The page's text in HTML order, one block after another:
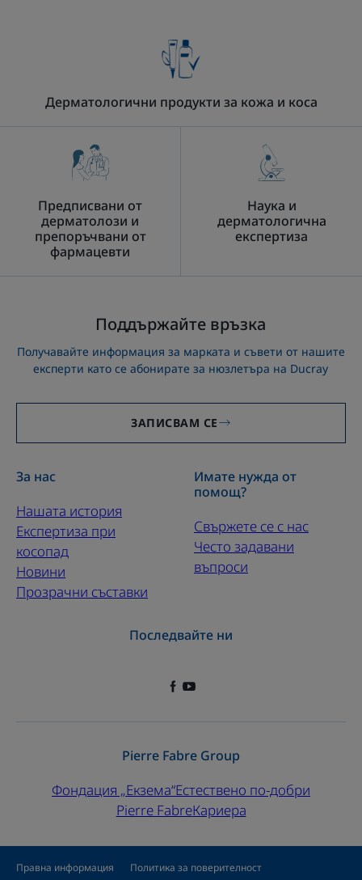
Дерматологични продукти за кожа и коса
Предписвани от
дерматолози и
препоръчвани от
фармацевти
Наука и
дерматологична
експертиза
Поддържайте връзка
Получавайте информация за марката и съвети от нашите
експерти като се абонирате за нюзлетъра на Ducray
ЗАПИСВАМ СЕ
За нас
Нашата история
Експертиза при
косопад
Новини
Прозрачни съставки
Имате нужда от
помощ?
Свържете се с нас
Често задавани
въпроси
Последвайте ни
Pierre Fabre Group
Фондация „Екзема“Естествено по-добри
Pierre FabreКариера
Правна информация
Политика за поверителност